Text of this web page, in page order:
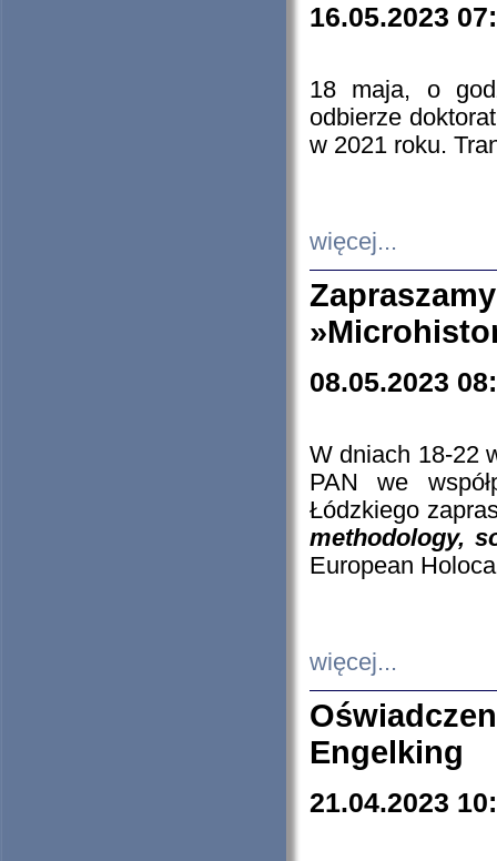
16.05.2023
18 maja, o
odbierze
w 2021 roku.
więcej...
08.05.2023
W dniach 18-22
PAN we
Łódzkiego
methodology,
European
więcej...
Engelking
21.04.2023